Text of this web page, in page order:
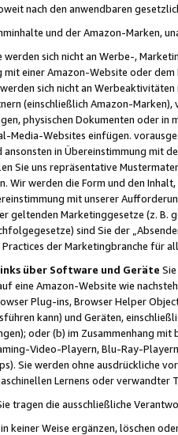
nach den anwendbaren
und der Amazon-Marken,
werden sich nicht an Werbe-,
mit einer Amazon-Website oder
sich nicht an
(einschließlich Amazon-
physischen Dokumenten oder in
Media-Websites einfügen.
in Übereinstimmung mit
Sie uns repräsentative
Wir werden die Form und den
mit unserer
geltenden Marketinggesetze (z. B.
sind Sie der
der Marketingbranche für
über Software und Geräte
eine Amazon-Website wie
Plug-ins, Browser Helper
kann) und Geräten,
oder (b) im Zusammenhang
Video-Playern, Blu-Ray-
Sie werden ohne ausdrückliche
Lernens oder
tragen die ausschließliche
keiner Weise ergänzen, löschen